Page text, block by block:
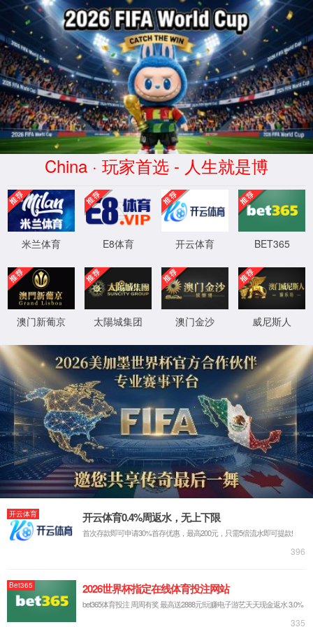
点点(taptap)官方网站-Official
website
����������
404 - �Ҳ����ļ���Ŀ¼��
XML 地图